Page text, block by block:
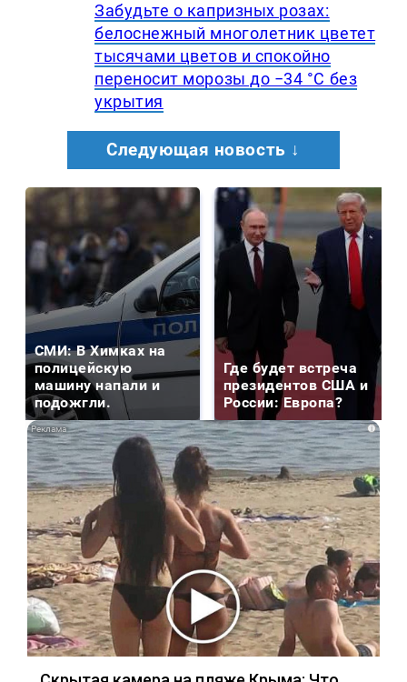
Забудьте о капризных розах:
белоснежный многолетник цветет
тысячами цветов и спокойно
переносит морозы до −34 °C без
укрытия
Следующая новость ↓
СМИ: В Химках на
полицейскую
машину напали и
подожгли.
Где будет встреча
президентов США и
России: Европа?
i